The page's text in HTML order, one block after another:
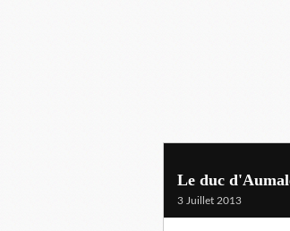
Le duc
3 Juillet 2013